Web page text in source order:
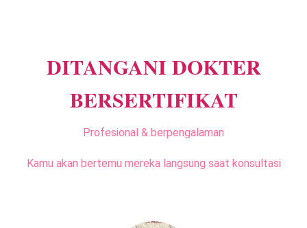
DITANGANI DOKTER
BERSERTIFIKAT
Profesional & berpengalaman
Kamu akan bertemu mereka langsung saat konsultasi